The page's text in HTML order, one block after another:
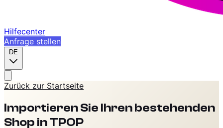
Hilfecenter
Anfrage stellen
DE
Zurück zur Startseite
Importieren Sie Ihren bestehenden
Shop in TPOP